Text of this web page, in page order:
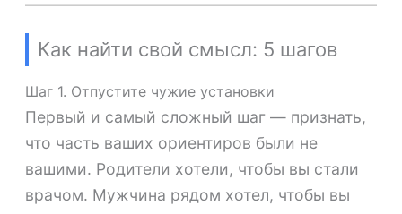
Как найти свой смысл: 5 шагов
Шаг 1. Отпустите чужие установки
Первый и самый сложный шаг — признать,
что часть ваших ориентиров были не
вашими. Родители хотели, чтобы вы стали
врачом. Мужчина рядом хотел, чтобы вы